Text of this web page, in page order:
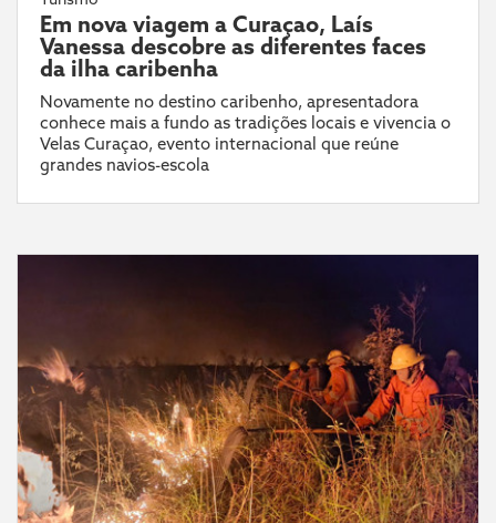
Em nova viagem a Curaçao, Laís
Vanessa descobre as diferentes faces
da ilha caribenha
Novamente no destino caribenho, apresentadora
conhece mais a fundo as tradições locais e vivencia o
Velas Curaçao, evento internacional que reúne
grandes navios-escola